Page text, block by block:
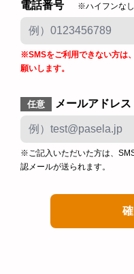
電話番号 ※ハイフンな
※SMSをご利用できない方は
願いします。
任意 メールアドレス
※ご記入いただいた方は、
認メールが送られます。